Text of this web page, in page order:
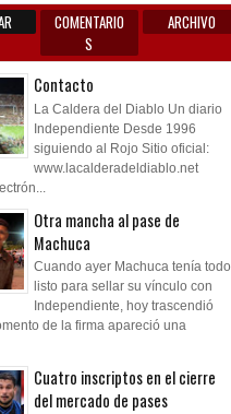
COMENTARIO
S
ARCHIVO
Contacto
La Caldera del Diablo Un diario
Independiente Desde 1996
siguiendo al Rojo Sitio oficial:
www.lacalderadeldiablo.net
Otra mancha al pase de
Machuca
Cuando ayer Machuca tenía todo
listo para sellar su vínculo con
Independiente, hoy trascendió
de la firma apareció una
Cuatro inscriptos en el cierre
del mercado de pases